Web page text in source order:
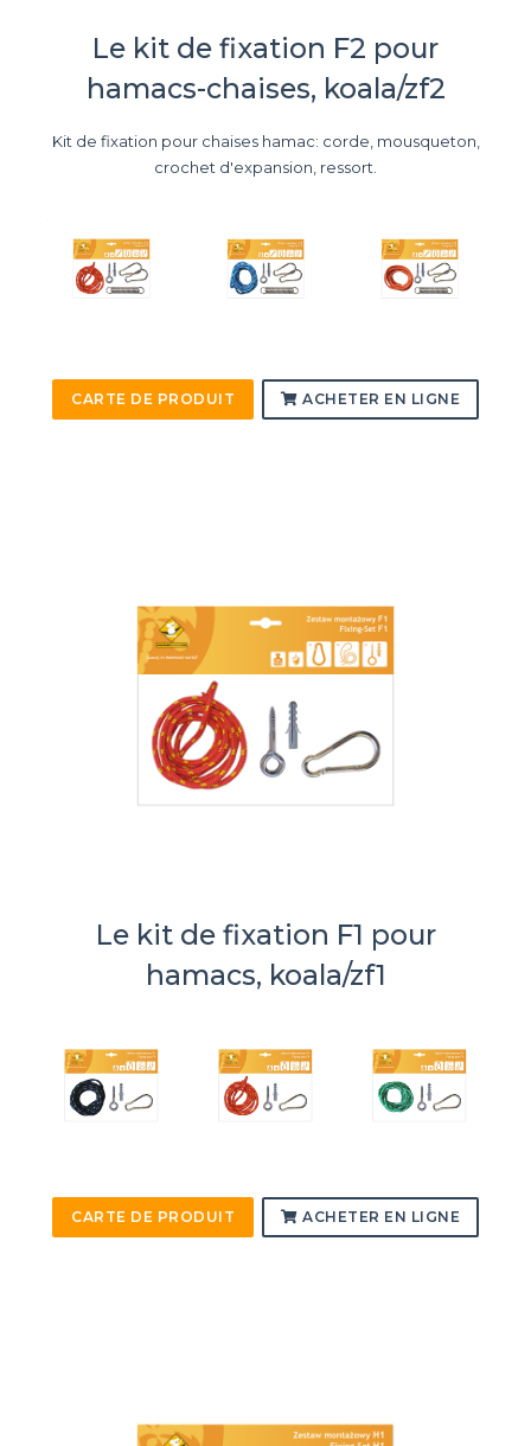
Le kit de fixation F2 pour
hamacs-chaises, koala/zf2
Kit de fixation pour chaises hamac: corde, mousqueton,
crochet d'expansion, ressort.
CARTE DE PRODUIT ACHETER EN LIGNE
Le kit de fixation F1 pour
hamacs, koala/zf1
CARTE DE PRODUIT ACHETER EN LIGNE